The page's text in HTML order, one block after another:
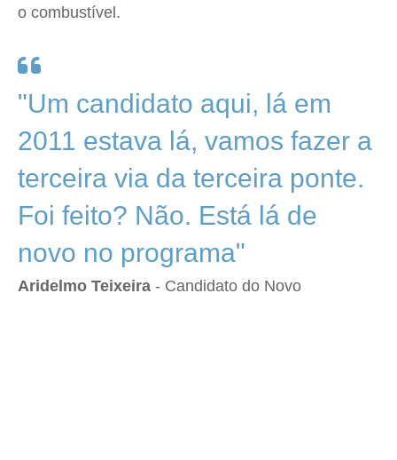
o combustível.
"Um candidato aqui, lá em
2011 estava lá, vamos fazer a
terceira via da terceira ponte.
Foi feito? Não. Está lá de
novo no programa"
Aridelmo Teixeira - Candidato do Novo